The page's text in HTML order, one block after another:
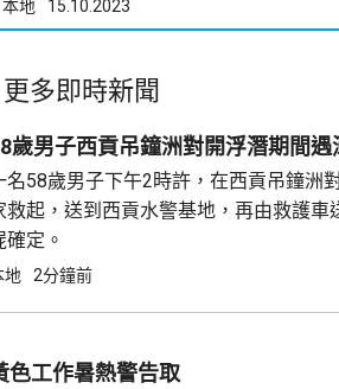
本地 15.10.2023
更多即時新聞
歲男子西貢吊鐘洲對開浮潛期間遇
名58歲男子下午2時許，在西貢吊鐘洲
救起，送到西貢水警基地，再由救護
確定。
地 2分鐘前
色工作暑熱警告取